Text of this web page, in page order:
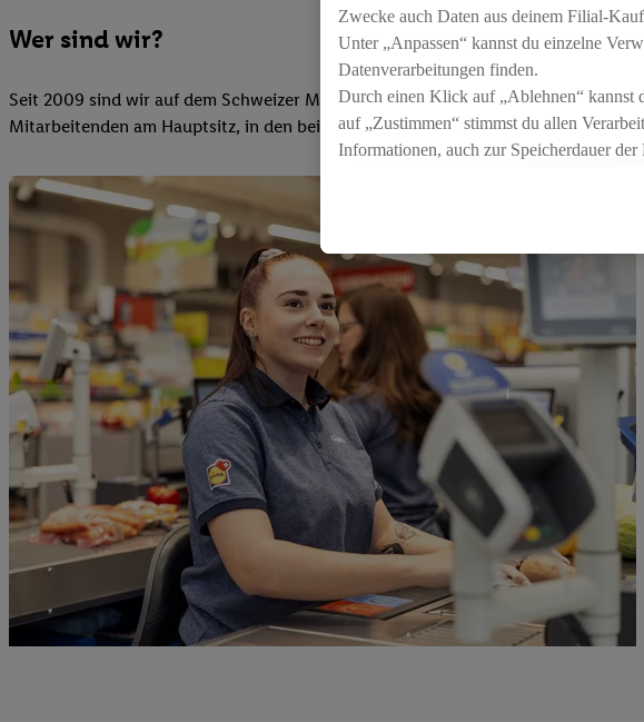
Wer sind wir?
Seit 2009 sind wir auf dem Schweizer Markt präsent und gehören als Teil der
Mitarbeitenden am Hauptsitz, in den beiden Regionalgesellschaften sowie in
Zwecke auch Daten aus deinem Filial-
Unter „Anpassen“ kannst du einzelne
Datenverarbeitungen finden.
Durch einen Klick auf „Ablehnen“ kannst
auf „Zustimmen“ stimmst du allen
Informationen, auch zur Speicherdauer